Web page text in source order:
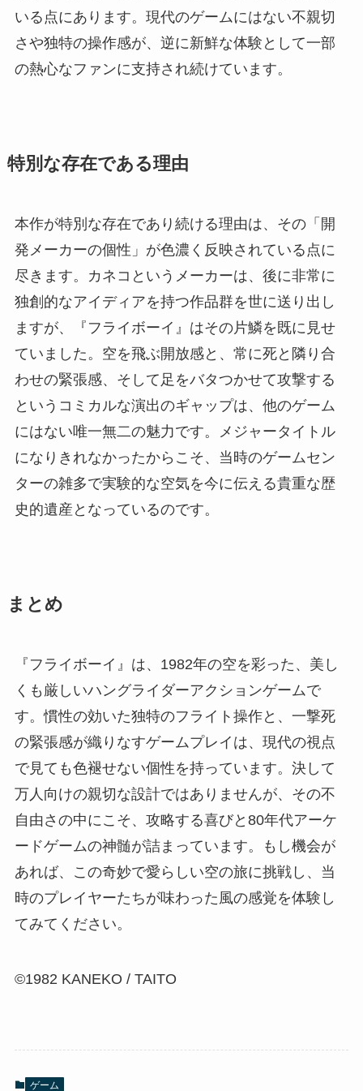
いる点にあります。現代のゲームにはない不親切
さや独特の操作感が、逆に新鮮な体験として一部
の熱心なファンに支持され続けています。
特別な存在である理由
本作が特別な存在であり続ける理由は、その「開
発メーカーの個性」が色濃く反映されている点に
尽きます。カネコというメーカーは、後に非常に
独創的なアイディアを持つ作品群を世に送り出し
ますが、『フライボーイ』はその片鱗を既に見せ
ていました。空を飛ぶ開放感と、常に死と隣り合
わせの緊張感、そして足をバタつかせて攻撃する
というコミカルな演出のギャップは、他のゲーム
にはない唯一無二の魅力です。メジャータイトル
になりきれなかったからこそ、当時のゲームセン
ターの雑多で実験的な空気を今に伝える貴重な歴
史的遺産となっているのです。
まとめ
『フライボーイ』は、1982年の空を彩った、美し
くも厳しいハングライダーアクションゲームで
す。慣性の効いた独特のフライト操作と、一撃死
の緊張感が織りなすゲームプレイは、現代の視点
で見ても色褪せない個性を持っています。決して
万人向けの親切な設計ではありませんが、その不
自由さの中にこそ、攻略する喜びと80年代アーケ
ードゲームの神髄が詰まっています。もし機会が
あれば、この奇妙で愛らしい空の旅に挑戦し、当
時のプレイヤーたちが味わった風の感覚を体験し
てみてください。
©1982 KANEKO / TAITO
ゲーム